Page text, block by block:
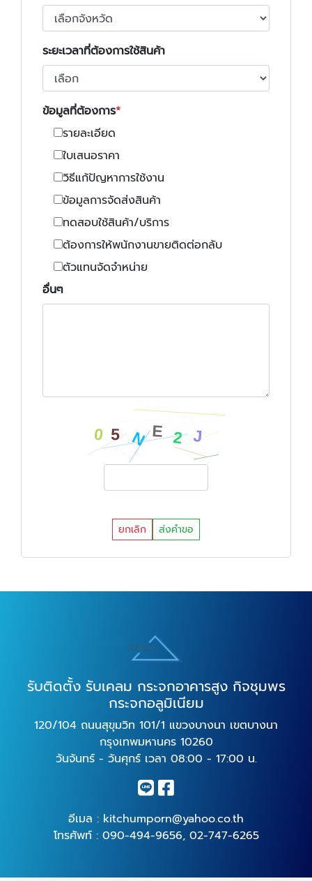
ระยะเวลาที่ต้องการใช้สินค้า
ข้อมูลที่ต้องการ
รายละเอียด
ใบเสนอราคา
วิธีแก้ปัญหาการใช้งาน
ข้อมูลการจัดส่งสินค้า
ทดสอบใช้สินค้า/บริการ
ต้องการให้พนักงานขายติดต่อกลับ
ตัวแทนจัดจำหน่าย
อื่นๆ
ยกเลิก ส่งคำขอ
รับติดตั้ง รับเคลม กระจกอาคารสูง กิจชุมพร
กระจกอลูมิเนียม
120/104 ถนนสุขุมวิท 101/1 แขวงบางนา เขตบางนา
กรุงเทพมหานคร 10260
วันจันทร์ - วันศุกร์ เวลา 08:00 - 17:00 น.
อีเมล : kitchumporn@yahoo.co.th
โทรศัพท์ : 090-494-9656, 02-747-6265